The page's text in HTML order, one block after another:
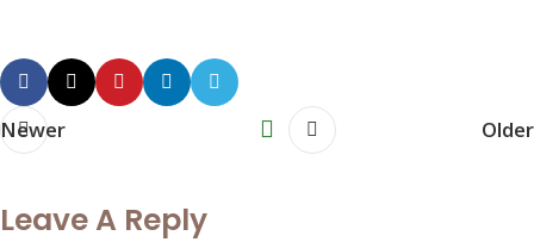
Newer Older
Leave A Reply